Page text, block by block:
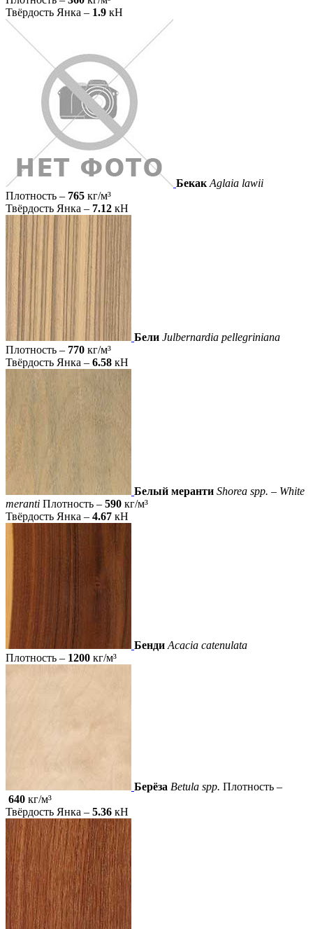
Твёрдость Янка – 1.9 кН
Бекак Aglaia lawii
Плотность – 765 кг/м³
Твёрдость Янка – 7.12 кН
Бели Julbernardia pellegriniana
Плотность – 770 кг/м³
Твёрдость Янка – 6.58 кН
Белый меранти Shorea spp. – White
meranti Плотность – 590 кг/м³
Твёрдость Янка – 4.67 кН
Бенди Acacia catenulata
Плотность – 1200 кг/м³
Берёза Betula spp. Плотность –
640 кг/м³
Твёрдость Янка – 5.36 кН